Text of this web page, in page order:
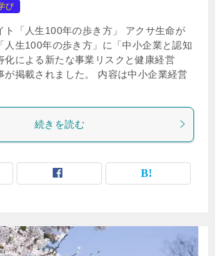
び
ト「人生100年の歩き方」 アクサ生命が
人生100年の歩き方」に「中小企業と認知
化による新たな事業リスクと健康経営
が掲載されました。 内容は中小企業経営
続きを読む